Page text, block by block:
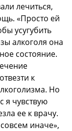
лечиться,
«Просто ей
усугубить
алкоголя она
состояние.
к
Но
я чувствую
ее к врачу.
иначе»,